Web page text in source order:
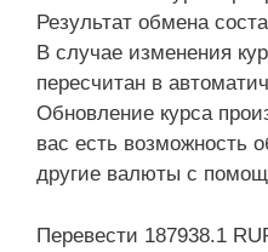
Результат обмена
В случае изменения
пересчитан в
Обновление курса
вас есть возможность
другие валюты с
Перевести 187938.1